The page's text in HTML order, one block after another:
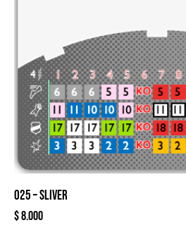
025 – SLIVER
$8.000